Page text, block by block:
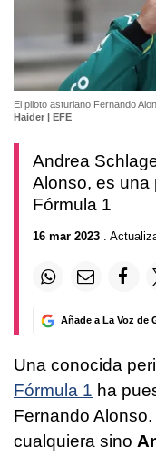
El piloto asturiano Fernando
Haider | EFE
Andrea
Alonso, es una
Fórmula 1
16 mar 2023 .
Añade a La Voz de
Una conocida
Fórmula 1 ha
Fernando
cualquiera sino